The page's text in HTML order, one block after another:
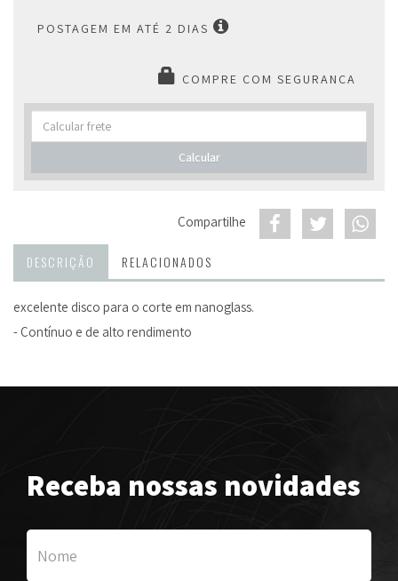
POSTAGEM EM ATÉ 2 DIAS
COMPRE COM SEGURANÇA
Calcular
Calcular
Compartilhe
DESCRIÇÃO RELACIONADOS
excelente disco para o corte em nanoglass.
- Contínuo e de alto rendimento
Receba nossas novidades